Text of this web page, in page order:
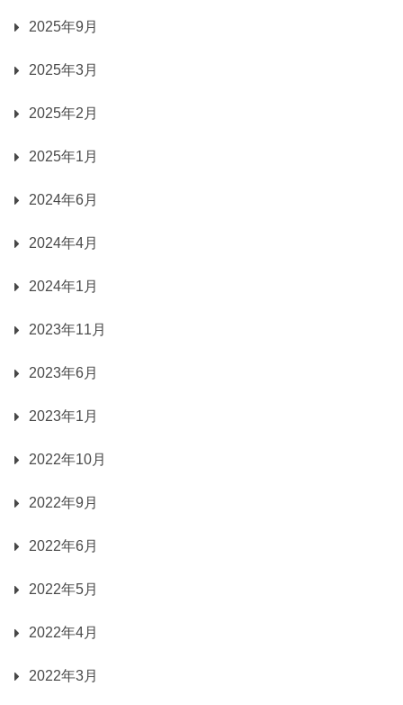
2025年9月
2025年3月
2025年2月
2025年1月
2024年6月
2024年4月
2024年1月
2023年11月
2023年6月
2023年1月
2022年10月
2022年9月
2022年6月
2022年5月
2022年4月
2022年3月